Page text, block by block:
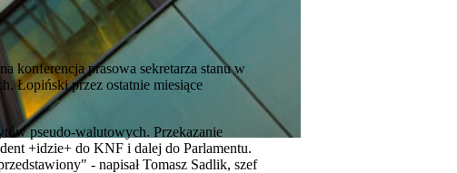
konferencja prasowa sekretarza stanu w
Łopiński przez ostatnie miesiące
pseudo-walutowych. Przekazanie
+idzie+ do KNF i dalej do Parlamentu.
- napisał Tomasz Sadlik, szef